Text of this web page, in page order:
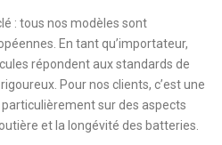
: tous nos modèles sont
En tant qu’importateur,
répondent aux standards de
Pour nos clients, c’est une
sur des aspects
et la longévité des batteries.